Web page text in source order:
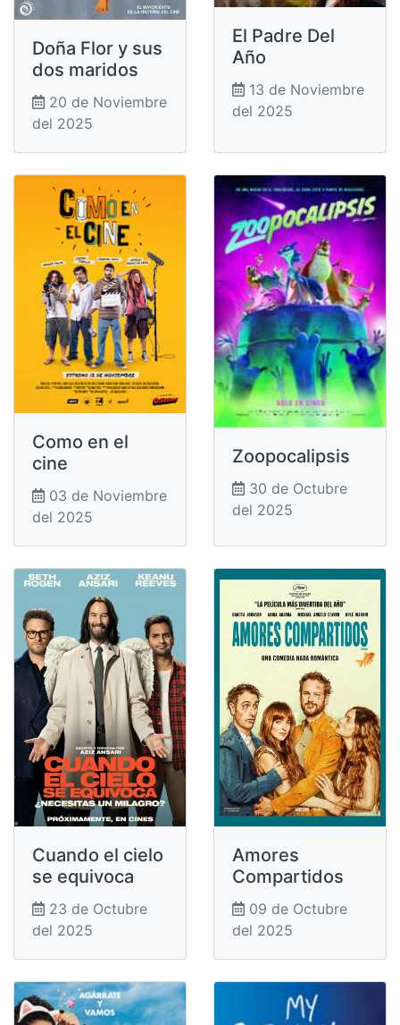
Doña Flor y sus
dos maridos
20 de Noviembre
del 2025
El Padre Del
Año
13 de Noviembre
del 2025
Como en el
cine
03 de Noviembre
del 2025
Zoopocalipsis
30 de Octubre
del 2025
Cuando el cielo
se equivoca
23 de Octubre
del 2025
Amores
Compartidos
09 de Octubre
del 2025